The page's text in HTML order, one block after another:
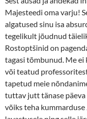
Majesteedi oma varju!
algatused sinu isa
tegelikult jõudnud
Rostoptšinid on
tagasi tõmbunud. Me ei
või teatud
tapetud meie
tuttav jutt tänase
võiks teha kummarduse